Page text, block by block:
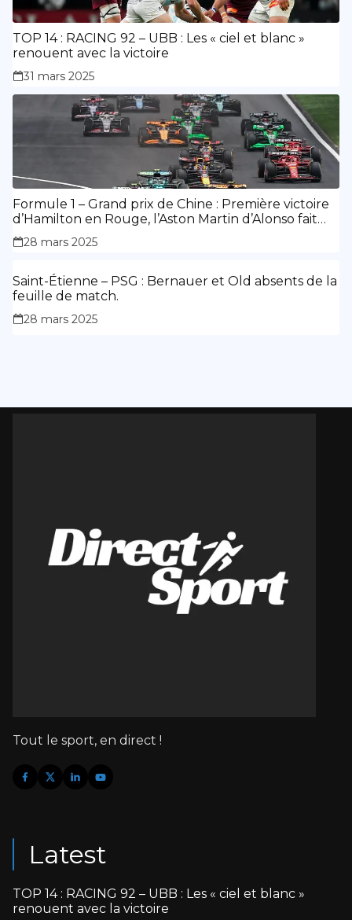
TOP 14 : RACING 92 – UBB : Les « ciel et blanc »
renouent avec la victoire
31 mars 2025
Formule 1 – Grand prix de Chine : Première victoire
d’Hamilton en Rouge, l’Aston Martin d’Alonso fait
des siennes.
28 mars 2025
Saint-Étienne – PSG : Bernauer et Old absents de la
feuille de match.
28 mars 2025
Tout le sport, en direct !
Latest
TOP 14 : RACING 92 – UBB : Les « ciel et blanc »
renouent avec la victoire